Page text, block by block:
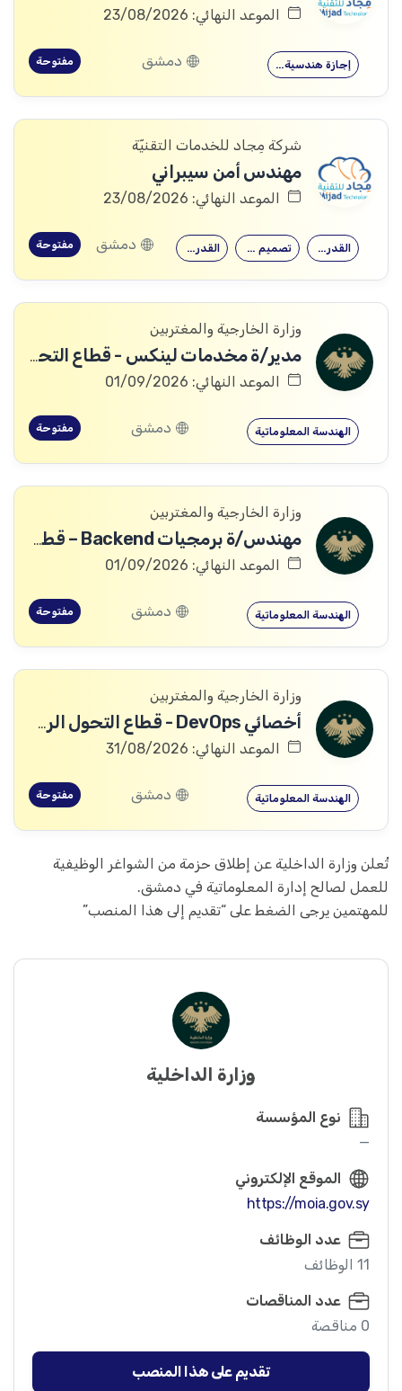
الموعد النهائي: 23/08/2026
إجازة هندسية… دمشق مفتوحة
شركة مِجاد للخدمات التقنيّة
مهندس أمن سيبراني
الموعد النهائي: 23/08/2026
القدرة على… تصميم وتنفيذ… القدرة على… دمشق مفتوحة
وزارة الخارجية والمغتربين
مدير/ة مخدمات لينكس - قطاع التحول الرقمي
الموعد النهائي: 01/09/2026
الهندسة المعلوماتية دمشق مفتوحة
وزارة الخارجية والمغتربين
مهندس/ة برمجيات Backend – قطاع التحول الرقمي
الموعد النهائي: 01/09/2026
الهندسة المعلوماتية دمشق مفتوحة
وزارة الخارجية والمغتربين
أخصائي DevOps - قطاع التحول الرقمي
الموعد النهائي: 31/08/2026
الهندسة المعلوماتية دمشق مفتوحة
تُعلن وزارة الداخلية عن إطلاق حزمة من الشواغر الوظيفية
للعمل لصالح إدارة المعلوماتية في دمشق.
للمهتمين يرجى الضغط على “تقديم إلى هذا المنصب”
وزارة الداخلية
نوع المؤسسة
—
الموقع الإلكتروني
https://moia.gov.sy
عدد الوظائف
11 الوظائف
عدد المناقصات
0 مناقصة
تقديم على هذا المنصب